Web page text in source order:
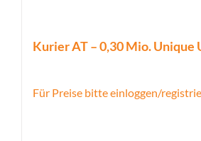
Kurier AT – 0,30 Mio. Unique
Für Preise bitte einloggen/